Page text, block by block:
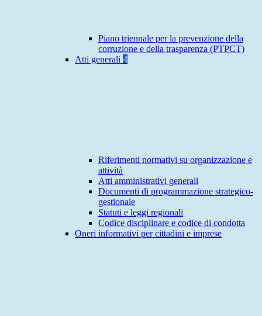
Piano triennale per la prevenzione della
corruzione e della trasparenza (PTPCT)
Atti generali 4
Riferimenti normativi su organizzazione e
attività
Atti amministrativi generali
Documenti di programmazione strategico-
gestionale
Statuti e leggi regionali
Codice disciplinare e codice di condotta
Oneri informativi per cittadini e imprese